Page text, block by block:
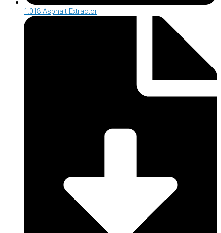
1.018 Asphalt Extractor